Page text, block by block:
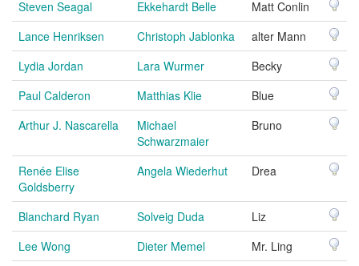
Steven Seagal
Ekkehardt Belle
Matt Conlin
Lance Henriksen
Christoph Jablonka
alter Mann
Lydia Jordan
Lara Wurmer
Becky
Paul Calderon
Matthias Klie
Blue
Arthur J. Nascarella
Michael
Schwarzmaier
Bruno
Renée Elise
Goldsberry
Angela Wiederhut Drea
Blanchard Ryan Solveig Duda
Liz
Lee Wong
Dieter Memel
Mr. Ling